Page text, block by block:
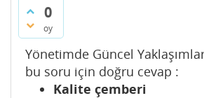
0
oy
Yönetimde Güncel
bu soru için doğru cevap :
Kalite çemberi